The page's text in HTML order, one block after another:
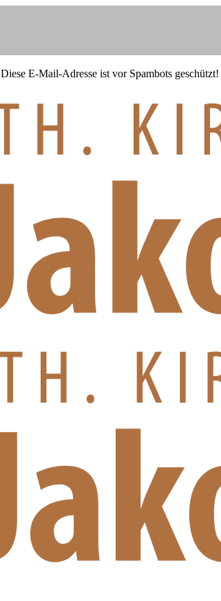
Diese E-Mail-Adresse ist vor Spambots